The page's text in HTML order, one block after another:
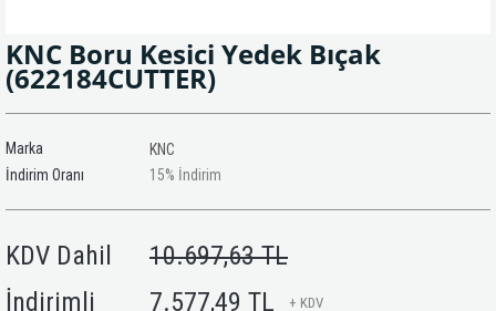
KNC Boru Kesici Yedek Bıçak
(622184CUTTER)
Marka
KNC
İndirim Oranı
%
15 İndirim
KDV Dahil
10.697,63 TL
İndirimli
7.577,49 TL + KDV